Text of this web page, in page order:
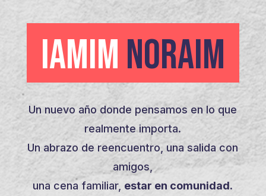
IAMIM NORAIM
Un nuevo año donde pensamos en lo que
realmente importa.
Un abrazo de reencuentro, una salida con
amigos,
una cena familiar, estar en comunidad.